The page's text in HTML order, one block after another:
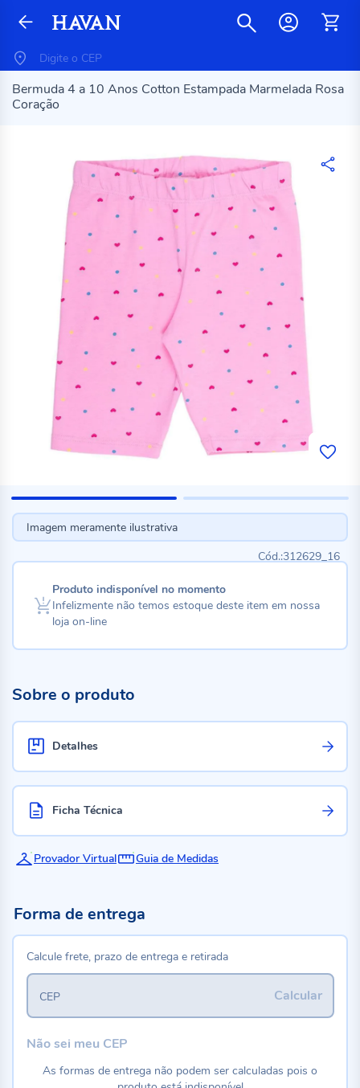
Bermuda 4 a 10 Anos Cotton Estampada Marmelada Rosa
Coração
Imagem meramente ilustrativa
312629_16
Produto indisponível no momento
Infelizmente não temos estoque deste item em nossa
loja on-line
Sobre o produto
Detalhes
Ficha Técnica
Provador Virtual Guia de Medidas
Forma de entrega
Calcule frete, prazo de entrega e retirada
Calcular
CEP
Não sei meu CEP
As formas de entrega não podem ser calculadas pois o